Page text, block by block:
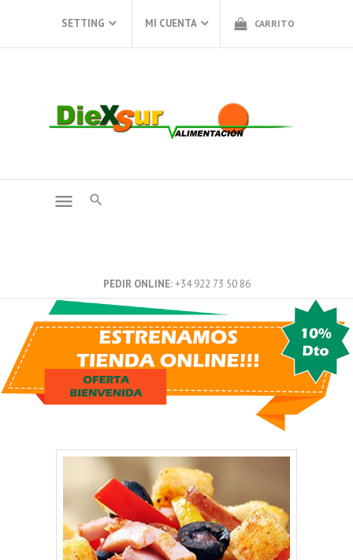
SETTING CARRITO
MI CUENTA
menu
PEDIR ONLINE +34 922 73 50 86